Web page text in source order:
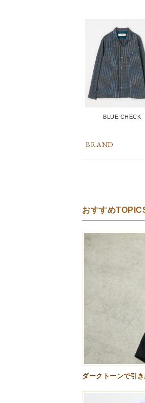
BLUE CHECK
BRAND
おすすめ
ダークトーンで引